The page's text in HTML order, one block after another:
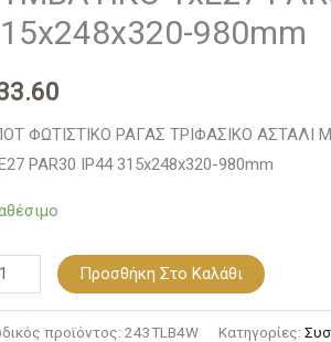
980mm
ΦΩΤΙΣΤΙΚΟ ΡΑΓΑΣ ΤΡΙΦΑΣΙΚΟ ΑΣΤΑΛΙ
PAR30 IP44 315x248x320-980mm
Προσθήκη Στο Καλάθι
προϊόντος: 243TLB4W Κατηγορίες: